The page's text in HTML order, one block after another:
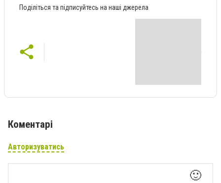
Поділіться та підписуйтесь на наші джерела
Коментарі
Авторизуватись
🙂